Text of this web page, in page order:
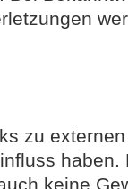
zu
haben.
keine